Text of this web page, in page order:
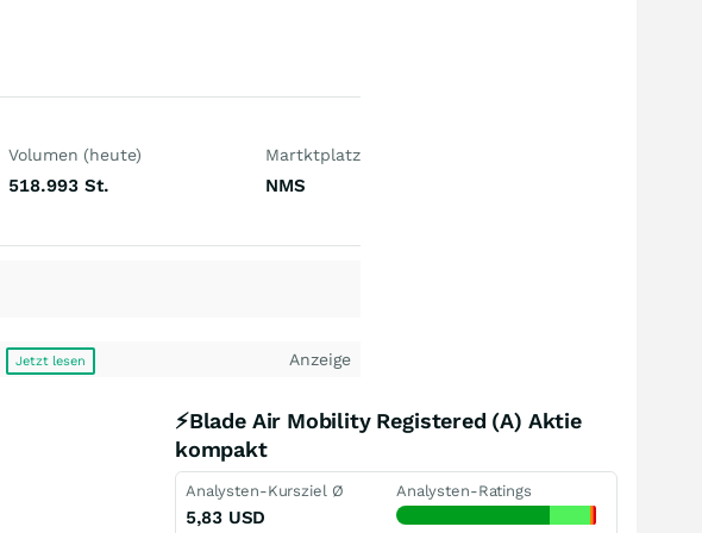
Volumen (heute)
518.993 St.
Martktplatz
NMS
Jetzt lesen Anzeige
⚡Blade Air Mobility Registered (A) Aktie
kompakt
Analysten-Kursziel Ø
5,83 USD
Analysten-Ratings